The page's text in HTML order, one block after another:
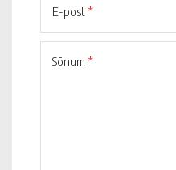
E-post*
Sõnum *